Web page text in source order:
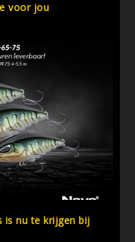
voor jou
is nu te krijgen bij